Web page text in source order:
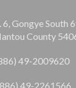
6, Gongye South
County
49-2009620
49-2261566